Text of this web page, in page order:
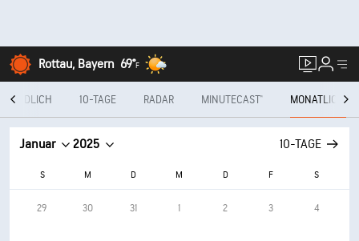
Rottau, Bayern 69°F
STÜNDLICH 10-TAGE RADAR MINUTECAST® MONATLICH
Januar 2025 10-TAGE
S M D M D F S
29 30 31 1 2 3 4